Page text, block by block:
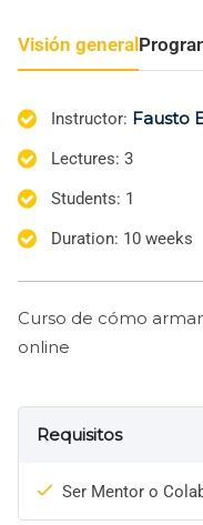
Visión general
Instructor: Fausto
Lectures: 3
Students: 1
Duration: 10 weeks
Curso de cómo
online
Requisitos
Ser Mentor o